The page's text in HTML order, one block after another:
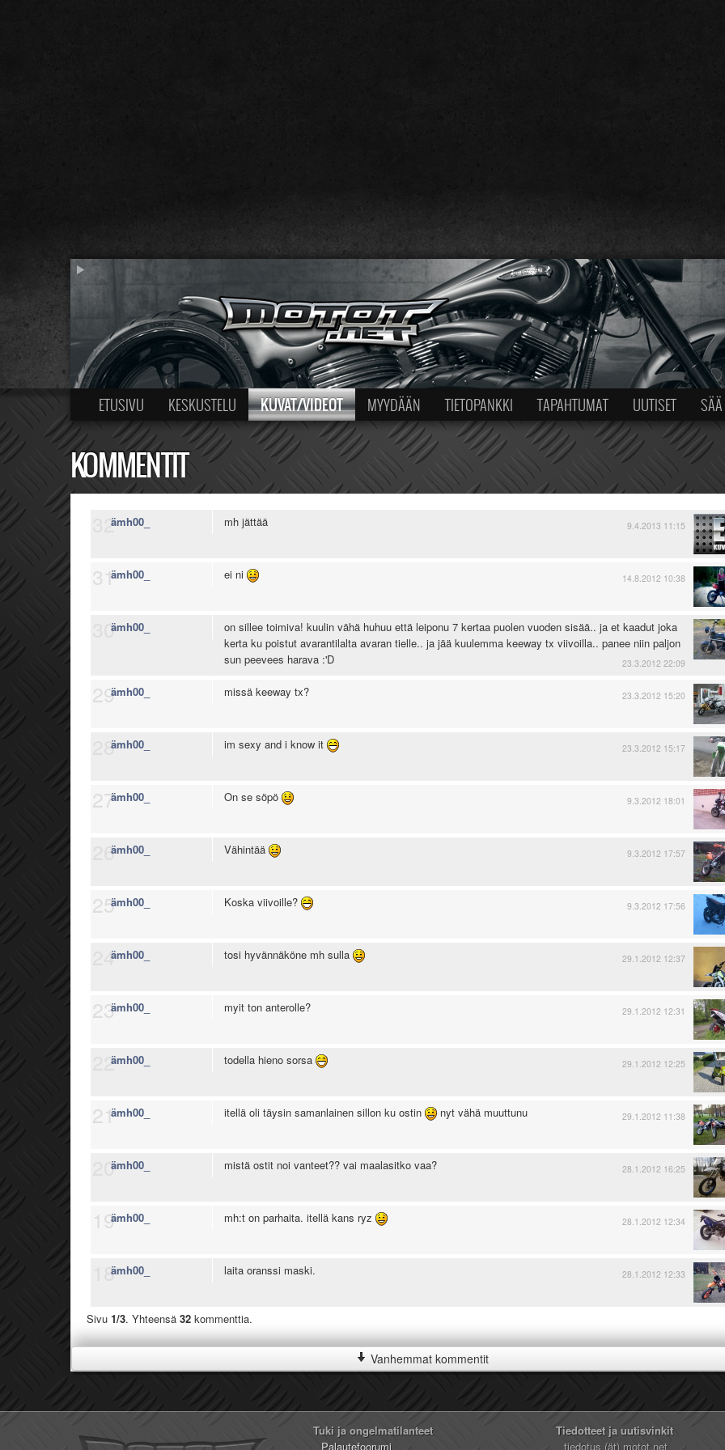
ETUSIVU KESKUSTELU KUVAT/VIDEOT MYYDÄÄN TIETOPANKKI TAPAHTUMAT UUTISET SÄÄ
KOMMENTIT
32ämh00_ mh jättää 9.4.2013 11:15
31ämh00_ ei ni 14.8.2012 10:38
30ämh00_
on sillee toimiva! kuulin vähä huhuu että leiponu 7 kertaa puolen vuoden sisää.. ja et kaadut joka
kerta ku poistut avarantilalta avaran tielle.. ja jää kuulemma keeway tx viivoilla.. panee niin paljon
sun peevees harava :'D
23.3.2012 22:09
29ämh00_ missä keeway tx? 23.3.2012 15:20
28ämh00_ im sexy and i know it 23.3.2012 15:17
27ämh00_ On se söpö 9.3.2012 18:01
26ämh00_ Vähintää 9.3.2012 17:57
25ämh00_ Koska viivoille? 9.3.2012 17:56
24ämh00_ tosi hyvännäköne mh sulla 29.1.2012 12:37
23ämh00_ myit ton anterolle? 29.1.2012 12:31
22ämh00_ todella hieno sorsa 29.1.2012 12:25
21ämh00_ itellä oli täysin samanlainen sillon ku ostin nyt vähä muuttunu 29.1.2012 11:38
20ämh00_ mistä ostit noi vanteet?? vai maalasitko vaa? 28.1.2012 16:25
19ämh00_ mh:t on parhaita. itellä kans ryz 28.1.2012 12:34
18ämh00_ laita oranssi maski. 28.1.2012 12:33
Sivu 1/3. Yhteensä 32 kommenttia.
Vanhemmat kommentit
Tuki ja ongelmatilanteet
Palautefoorumi
Tiedotteet ja uutisvinkit
tiedotus (ät) motot.net